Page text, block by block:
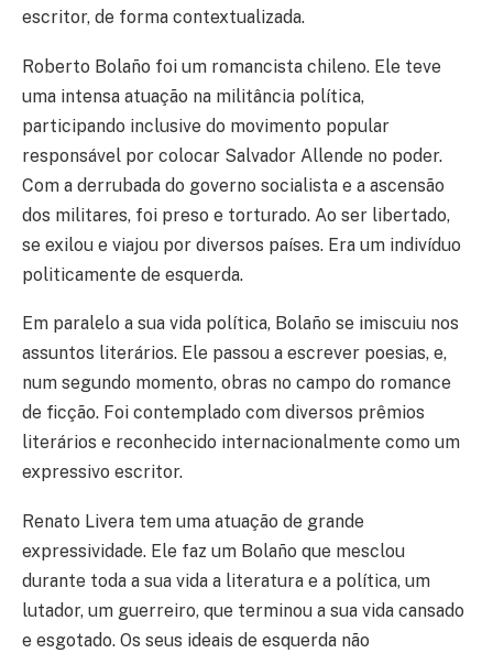
escritor, de forma contextualizada.
Roberto Bolaño foi um romancista chileno. Ele teve
uma intensa atuação na militância política,
participando inclusive do movimento popular
responsável por colocar Salvador Allende no poder.
Com a derrubada do governo socialista e a ascensão
dos militares, foi preso e torturado. Ao ser libertado,
se exilou e viajou por diversos países. Era um indivíduo
politicamente de esquerda.
Em paralelo a sua vida política, Bolaño se imiscuiu nos
assuntos literários. Ele passou a escrever poesias, e,
num segundo momento, obras no campo do romance
de ficção. Foi contemplado com diversos prêmios
literários e reconhecido internacionalmente como um
expressivo escritor.
Renato Livera tem uma atuação de grande
expressividade. Ele faz um Bolaño que mesclou
durante toda a sua vida a literatura e a política, um
lutador, um guerreiro, que terminou a sua vida cansado
e esgotado. Os seus ideais de esquerda não